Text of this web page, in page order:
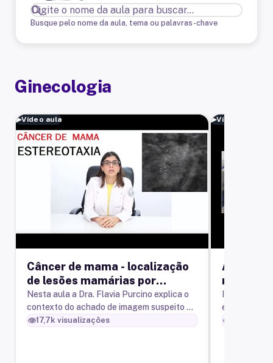
Busque pelo nome da aula, tema ou palavras-chave
Ginecologia
▶Vídeo aula
Câncer de mama - localização
de lesões mamárias por
estereotaxia
Nesta aula a Dra. Flavia Purcino explica o
contexto do achado de imagem suspeito ou
compatível com câncer de mama e
👁️17,7k visualizações
▶Vídeo aula
nódulos
ecográfico
👁️